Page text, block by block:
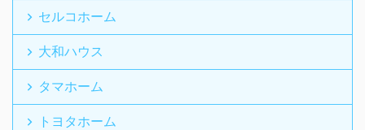
セルコホーム
大和ハウス
タマホーム
トヨタホーム